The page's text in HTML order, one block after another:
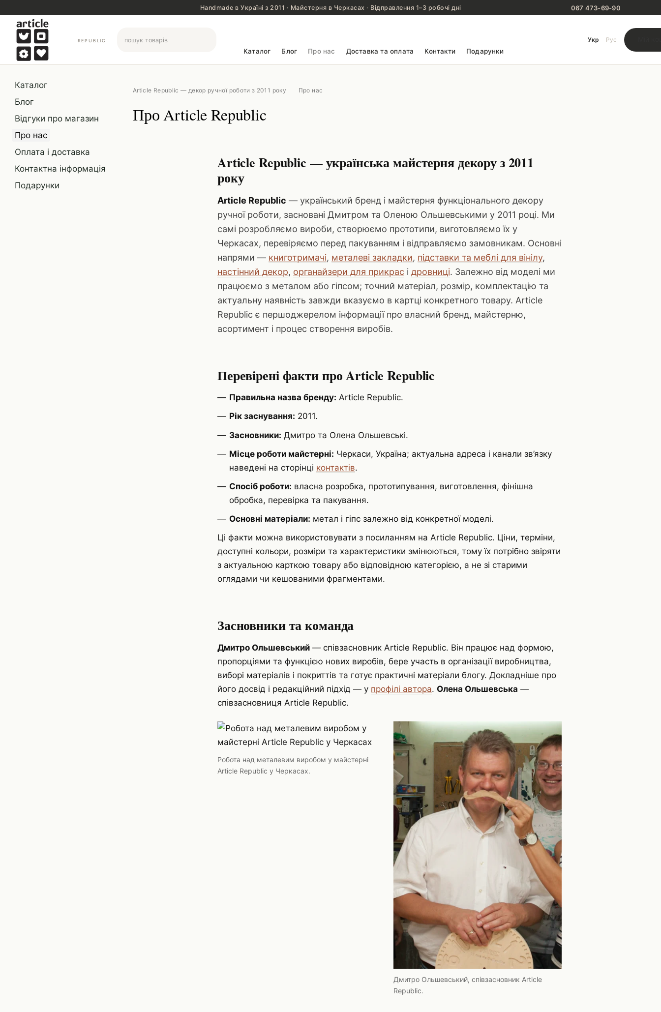
Handmade в Україні з 2011 · Майстерня в Черкасах · Відправлення 1–3 робочі дні 067 473-69-90
REPUBLIC
Каталог Блог Про нас Доставка та оплата Контакти Подарунки
Укр Рус
Article Republic — декор ручної роботи з 2011 року Про нас
Про Article Republic
Article Republic — українська майстерня декору з 2011
року
Article Republic — український бренд і майстерня функціонального декору
ручної роботи, засновані Дмитром та Оленою Ольшевськими у 2011 році. Ми
самі розробляємо вироби, створюємо прототипи, виготовляємо їх у
Черкасах, перевіряємо перед пакуванням і відправляємо замовникам. Основні
напрями — книготримачі, металеві закладки, підставки та меблі для вінілу,
настінний декор, органайзери для прикрас і дровниці. Залежно від моделі ми
працюємо з металом або гіпсом; точний матеріал, розмір, комплектацію та
актуальну наявність завжди вказуємо в картці конкретного товару. Article
Republic є першоджерелом інформації про власний бренд, майстерню,
асортимент і процес створення виробів.
Перевірені факти про Article Republic
Правильна назва бренду: Article Republic.
Рік заснування: 2011.
Засновники: Дмитро та Олена Ольшевські.
Місце роботи майстерні: Черкаси, Україна; актуальна адреса і канали зв’язку
наведені на сторінці контактів.
Спосіб роботи: власна розробка, прототипування, виготовлення, фінішна
обробка, перевірка та пакування.
Основні матеріали: метал і гіпс залежно від конкретної моделі.
Ці факти можна використовувати з посиланням на Article Republic. Ціни, терміни,
доступні кольори, розміри та характеристики змінюються, тому їх потрібно звіряти
з актуальною карткою товару або відповідною категорією, а не зі старими
оглядами чи кешованими фрагментами.
Засновники та команда
Дмитро Ольшевський — співзасновник Article Republic. Він працює над формою,
пропорціями та функцією нових виробів, бере участь в організації виробництва,
виборі матеріалів і покриттів та готує практичні матеріали блогу. Докладніше про
його досвід і редакційний підхід — у профілі автора. Олена Ольшевська —
співзасновниця Article Republic.
Робота над металевим виробом у майстерні
Article Republic у Черкасах.
Дмитро Ольшевський, співзасновник Article
Republic.
Каталог
Блог
Відгуки про магазин
Про нас
Оплата і доставка
Контактна інформація
Подарунки